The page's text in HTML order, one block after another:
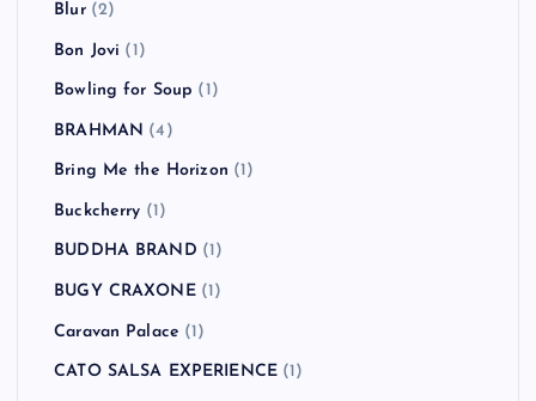
Blur(2)
Bon Jovi (1)
Bowling for Soup (1)
BRAHMAN (4)
Bring Me the Horizon (1)
Buckcherry (1)
BUDDHA BRAND (1)
BUGY CRAXONE(1)
Caravan Palace (1)
CATO SALSA EXPERIENCE (1)